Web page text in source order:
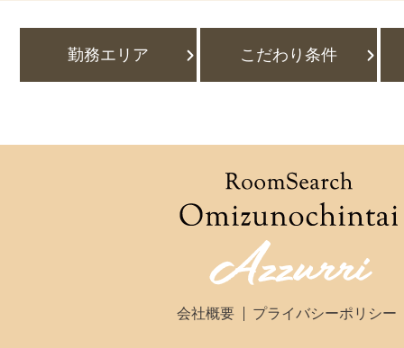
勤務エリア こだわり条件
会社概要 プライバシーポリシー